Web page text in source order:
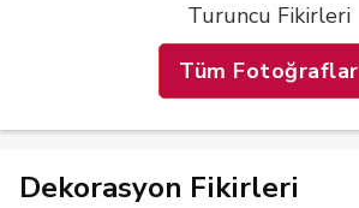
Turuncu Fikirleri
Tüm Fotoğraflar
Dekorasyon Fikirleri